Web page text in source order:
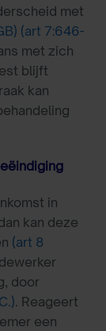
met
(art 7:646-
met zich
blijft
kan
in
kan deze
(art 8
door
. Reageert
een